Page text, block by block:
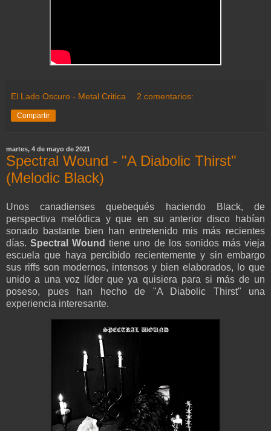
El Lado Oscuro - Metal Critica 2 comentarios:
Compartir
martes, 4 de mayo de 2021
Spectral Wound - "A Diabolic Thirst"
(Melodic Black)
Unos canadienses quebequés haciendo Black, de
perspectiva melódica y que en su anterior disco habían
sonado bastante bien han entretenido mis más recientes
días.Spectral Wound tiene uno de los sonidos más vieja
escuela que haya percibido recientemente y sin embargo
sus riffs son modernos, intensos y bien elaborados, lo que
unido a una voz líder que ya quisiera para si más de un
poseso, pues han hecho de "A Diabolic Thirst" una
experiencia interesante.